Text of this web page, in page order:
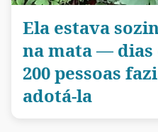
Ela estava
na mata — dias
200 pessoas
adotá-la